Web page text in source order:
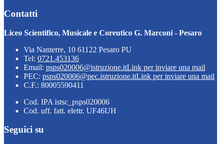
Contatti
Liceo Scientifico, Musicale e Coreutico G. Marconi - Pesaro
Via Nanterre, 10 61122 Pesaro PU
Tel: 0721.453136
Email: psps020006@istruzione.itLink per inviare una mail
PEC: psps020006@pec.istruzione.itLink per inviare una mail
C.F.: 80005590411
Cod. IPA istsc_psps020006
Cod. uff. fatt. elettr. UF46UH
Seguici su